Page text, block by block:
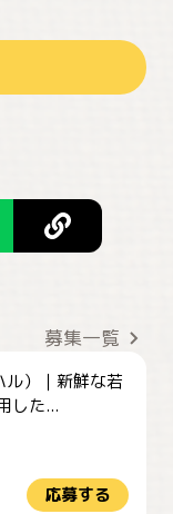
募集一覧
ル）｜新鮮な若
した...
応募する